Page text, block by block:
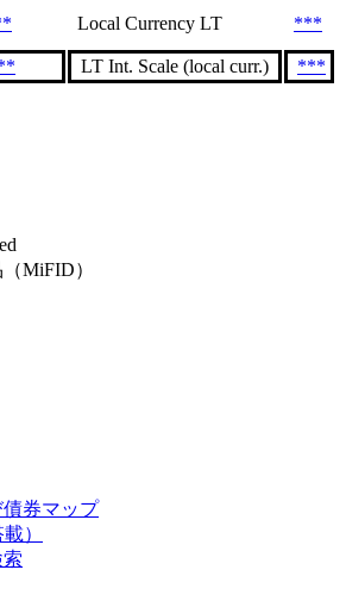
Local Currency LT ***
LT Int. Scale (local curr.) ***
MiFID）
券マップ
）